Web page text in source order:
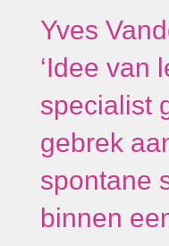
Yves
‘Idee van
specialist
gebrek
spontane
binnen